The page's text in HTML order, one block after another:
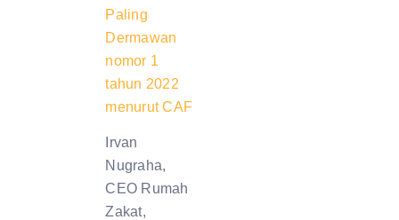
Paling
Dermawan
nomor 1
tahun 2022
menurut CAF
Irvan
Nugraha,
CEO Rumah
Zakat,